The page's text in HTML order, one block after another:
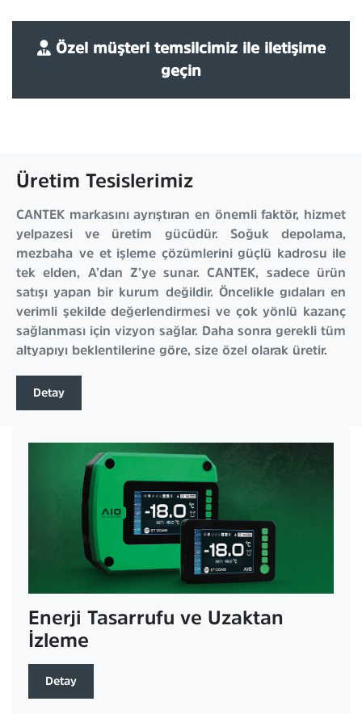
Özel müşteri temsilcimiz ile iletişime
geçin
Üretim Tesislerimiz
CANTEK markasını ayrıştıran en önemli faktör, hizmet
yelpazesi ve üretim gücüdür. Soğuk depolama,
mezbaha ve et işleme çözümlerini güçlü kadrosu ile
tek elden, A’dan Z’ye sunar. CANTEK, sadece ürün
satışı yapan bir kurum değildir. Öncelikle gıdaları en
verimli şekilde değerlendirmesi ve çok yönlü kazanç
sağlanması için vizyon sağlar. Daha sonra gerekli tüm
altyapıyı beklentilerine göre, size özel olarak üretir.
Detay
Enerji Tasarrufu ve Uzaktan
İzleme
Detay